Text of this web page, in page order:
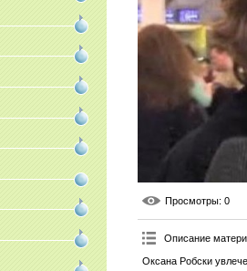
Просмотры: 0
Описание
Оксана Робски